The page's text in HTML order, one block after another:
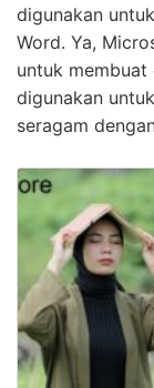
digunakan
Word. Ya,
untuk
digunakan
seragam